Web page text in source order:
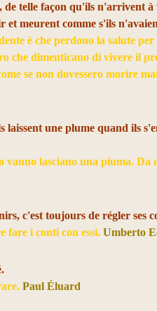
telle façon qu'ils n'arrivent
meurent comme s'ils
é che perdono la salute
che dimenticano di vivere il
se non dovessero morire
une plume quand ils
lasciano una piuma. Da
c'est toujours de régler ses
fare i conti con essi.Umberto
Paul Éluard